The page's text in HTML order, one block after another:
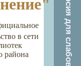
в сети
района